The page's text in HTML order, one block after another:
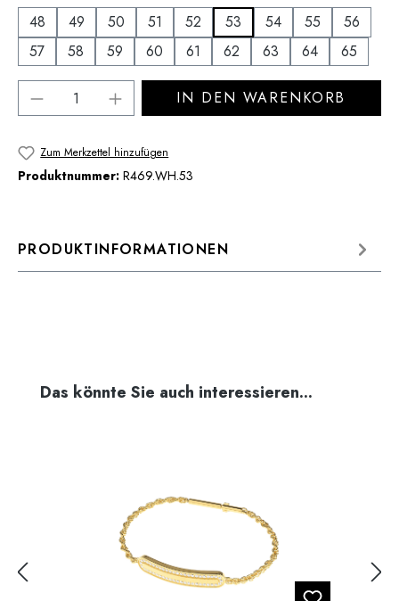
48
49 50 51 52 53 54 55
56
57
58 59 60 61 62 63 64 65
Produkt Anzahl: Gib den gewünschten
IN DEN WARENKORB
Zum Merkzettel hinzufügen
Produktnummer: R469.WH.53
PRODUKTINFORMATIONEN
Produktgalerie überspringen
Das könnte Sie auch interessieren...